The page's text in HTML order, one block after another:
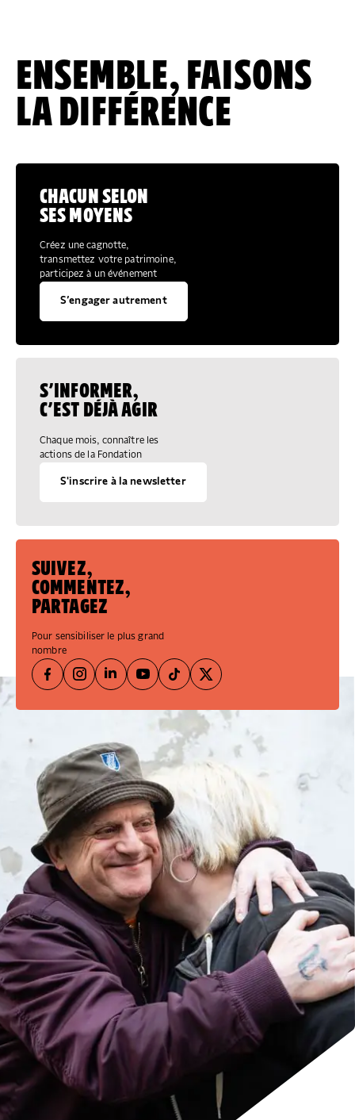
ENSEMBLE, FAISONS
LA DIFFÉRENCE
CHACUN SELON
SES MOYENS
Créez une cagnotte,
transmettez votre patrimoine,
participez à un événement
S’engager autrement
S’INFORMER,
C’EST DÉJÀ AGIR
Chaque mois, connaître les
actions de la Fondation
S'inscrire à la newsletter
SUIVEZ,
COMMENTEZ,
PARTAGEZ
Pour sensibiliser le plus grand
nombre